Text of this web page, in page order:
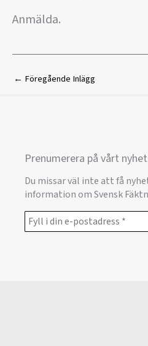
Anmälda.
← Föregående Inlägg
Prenumerera på vårt
Du missar väl inte att få
information om Svensk